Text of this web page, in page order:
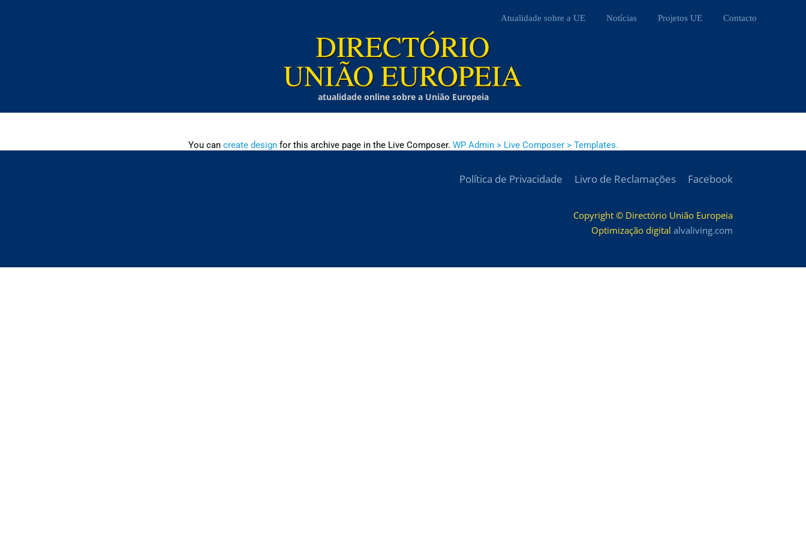
Atualidade sobre a UE Notícias Projetos UE Contacto
atualidade online sobre a União Europeia
You can create designfor this archive page in the Live Composer. WP Admin > Live Composer > Templates.
Política de Privacidade Livro de Reclamações Facebook
Copyright © Directório União Europeia
Optimização digital alvaliving.com